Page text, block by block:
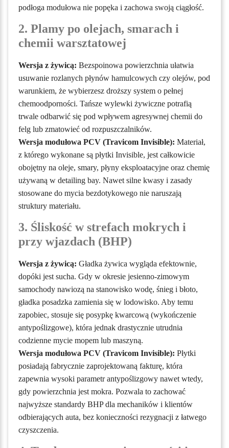
podłoga modułowa nie popęka i zachowa swoją ciągłość.
2. Plamy po olejach, smarach i
chemii warsztatowej
Wersja z żywicą: Bezspoinowa powierzchnia ułatwia
usuwanie rozlanych płynów hamulcowych czy olejów, pod
warunkiem, że wybierzesz droższy system o pełnej
chemoodporności. Tańsze wylewki żywiczne potrafią
trwale odbarwić się pod wpływem agresywnej chemii do
felg lub zmatowieć od rozpuszczalników.
Wersja modułowa PCV (Travicom Invisible): Materiał,
z którego wykonane są płytki Invisible, jest całkowicie
obojętny na oleje, smary, płyny eksploatacyjne oraz chemię
używaną w detailing bay. Nawet silne kwasy i zasady
stosowane do mycia bezdotykowego nie naruszają
struktury materiału.
3. Śliskość w strefach mokrych i
przy wjazdach (BHP)
Wersja z żywicą: Gładka żywica wygląda efektownie,
dopóki jest sucha. Gdy w okresie jesienno-zimowym
samochody nawiozą na stanowisko wodę, śnieg i błoto,
gładka posadzka zamienia się w lodowisko. Aby temu
zapobiec, stosuje się posypkę kwarcową (wykończenie
antypoślizgowe), która jednak drastycznie utrudnia
codzienne mycie mopem lub maszyną.
Wersja modułowa PCV (Travicom Invisible): Płytki
posiadają fabrycznie zaprojektowaną fakturę, która
zapewnia wysoki parametr antypoślizgowy nawet wtedy,
gdy powierzchnia jest mokra. Pozwala to zachować
najwyższe standardy BHP dla mechaników i klientów
odbierających auta, bez konieczności rezygnacji z łatwego
czyszczenia.